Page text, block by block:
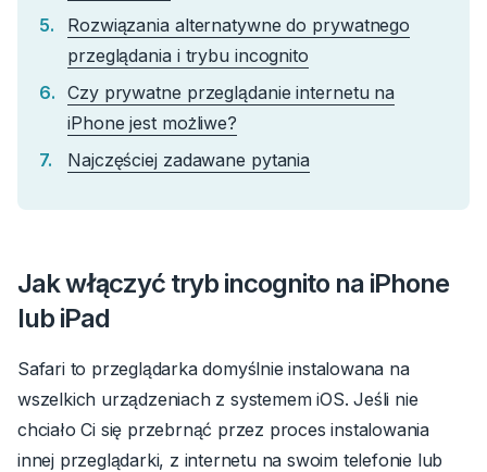
Rozwiązania alternatywne do prywatnego
przeglądania i trybu incognito
Czy prywatne przeglądanie internetu na
iPhone jest możliwe?
Najczęściej zadawane pytania
Jak włączyć tryb incognito na iPhone
lub iPad
Safari to przeglądarka domyślnie instalowana na
wszelkich urządzeniach z systemem iOS. Jeśli nie
chciało Ci się przebrnąć przez proces instalowania
innej przeglądarki, z internetu na swoim telefonie lub